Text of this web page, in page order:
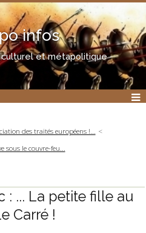
infos
et métapolitique
des traités européens !...
sous le couvre-feu...
: ... La petite fille au
Carré !